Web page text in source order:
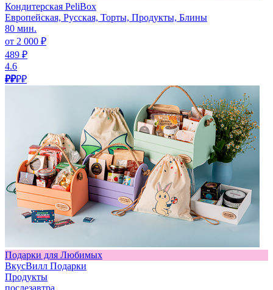
Кондитерская PeliBox
Европейская, Русская, Торты, Продукты, Блины
80 мин.
от 2 000 ₽
489 ₽
4.6
₽₽₽₽
Подарки для Любимых
ВкусВилл Подарки
Продукты
послезавтра